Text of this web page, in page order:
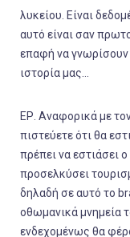
λυκείου. Είναι
αυτό είναι σαν
επαφή να γνωρίσουν
ιστορία μας…
ΕΡ. Αναφορικά με
πιστεύετε ότι θα
πρέπει να εστιάσει
προσελκύσει
δηλαδή σε αυτό το
οθωμανικά μνημεία
ενδεχομένως θα